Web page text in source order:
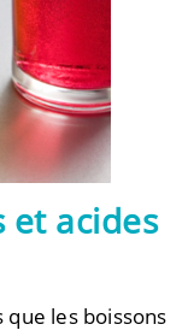
et acides
que les boissons